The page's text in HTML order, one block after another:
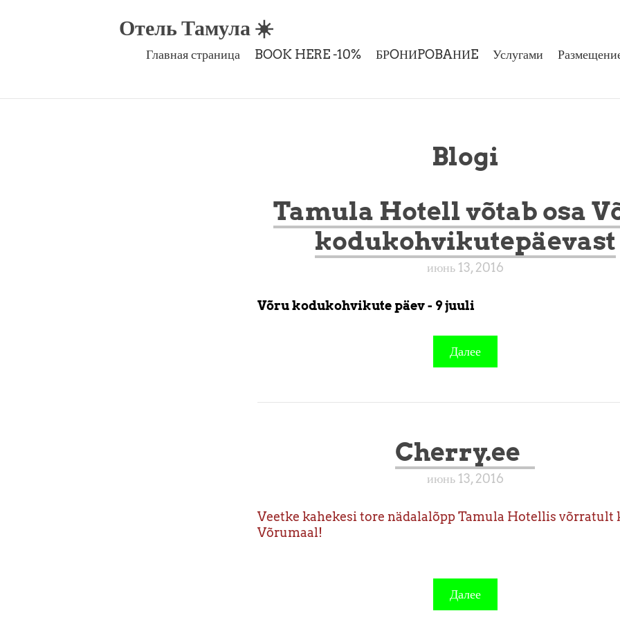
Отель Тамула ☀️
Главная страница BOOK HERE -10% БРOНИPOBAНИE Услугами
Blogi
Tamula Hotell võtab osa
kodukohvikutepäevast
июнь 13, 2016
Võru kodukohvikute päev - 9 juuli
Далее
Cherry.ee
июнь 13, 2016
Veetke kahekesi tore nädalalõpp Tamula Hotellis võrratult
Võrumaal!
Далее